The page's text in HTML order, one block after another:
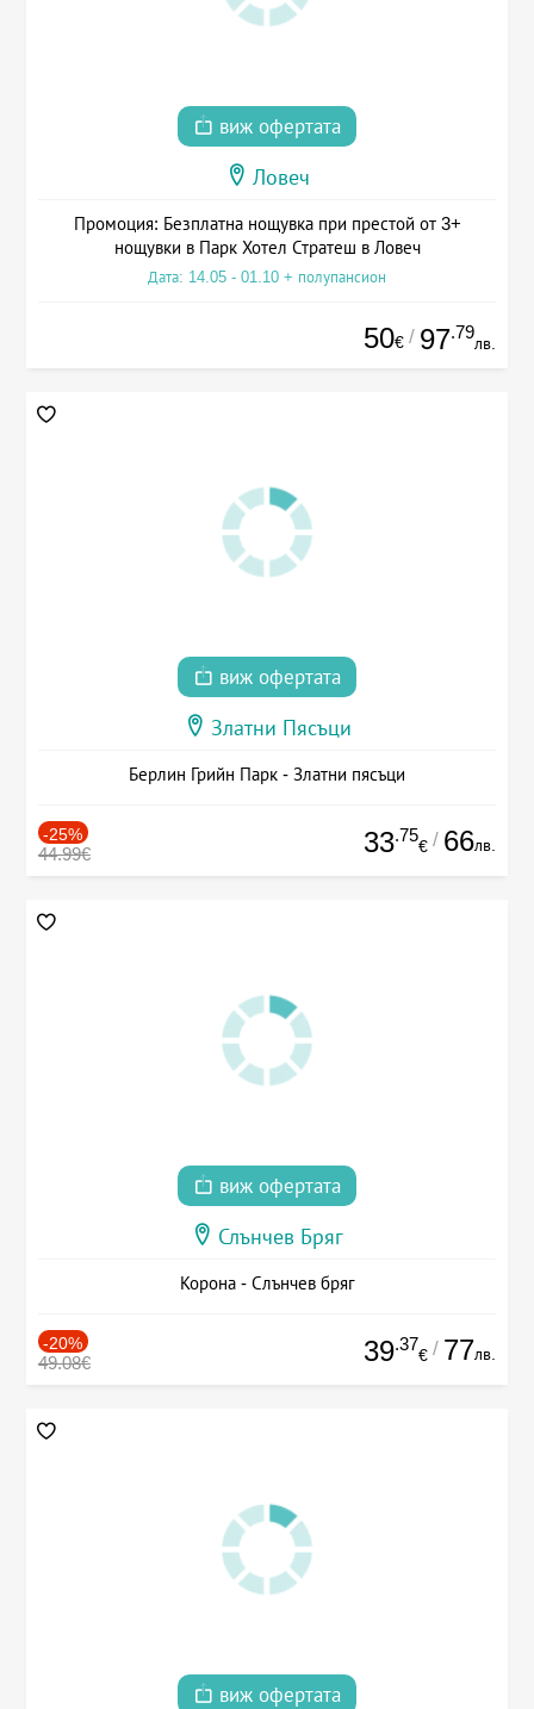
виж офертата
Ловеч
Промоция: Безплатна нощувка при престой от 3+
нощувки в Парк Хотел Стратеш в Ловеч
Дата: 14.05 - 01.10 + полупансион
50€ / 97.79
лв.
виж офертата
Златни Пясъци
Берлин Грийн Парк - Златни пясъци
-25%
44.99€ 33.75
€ / 66лв.
виж офертата
Слънчев Бряг
Корона - Слънчев бряг
-20%
49.08€ 39.37
€ / 77лв.
виж офертата